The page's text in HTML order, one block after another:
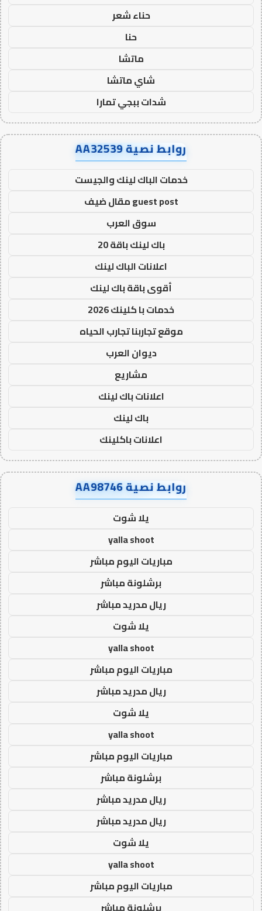
حناء شعر
حنا
ماتشا
شاي ماتشا
شدات ببجي تمارا
روابط نصية AA32539
خدمات الباك لينك والجيست
guest post مقال ضيف
سوق العرب
باك لينك باقة 20
اعلانات الباك لينك
أقوى باقة باك لينك
خدمات با كلينك 2026
موقع تجاربنا تجارب الحياه
ديوان العرب
مشاريع
اعلانات باك لينك
باك لينك
اعلانات باكلينك
روابط نصية AA98746
يلا شوت
yalla shoot
مباريات اليوم مباشر
برشلونة مباشر
ريال مدريد مباشر
يلا شوت
yalla shoot
مباريات اليوم مباشر
ريال مدريد مباشر
يلا شوت
yalla shoot
مباريات اليوم مباشر
برشلونة مباشر
ريال مدريد مباشر
ريال مدريد مباشر
يلا شوت
yalla shoot
مباريات اليوم مباشر
برشلونة مباشر